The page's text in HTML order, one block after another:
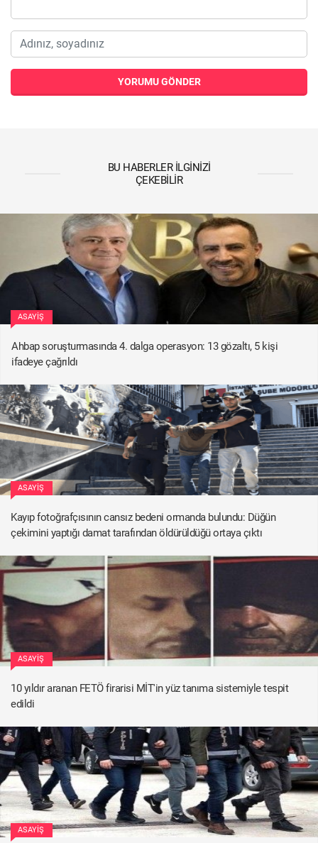
YORUMU GÖNDER
BU HABERLER İLGINIZI
ÇEKEBILIR
ASAYIŞ
Ahbap soruşturmasında 4. dalga operasyon: 13 gözaltı, 5 kişi
ifadeye çağrıldı
ASAYIŞ
Kayıp fotoğrafçısının cansız bedeni ormanda bulundu: Düğün
çekimini yaptığı damat tarafından öldürüldüğü ortaya çıktı
ASAYIŞ
10 yıldır aranan FETÖ firarisi MİT'in yüz tanıma sistemiyle tespit
edildi
ASAYIŞ